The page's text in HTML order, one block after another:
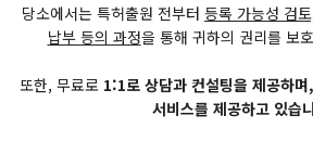
당소에서는 특허출원 전부터 등록 가능성 검
납부 등의 과정을 통해 귀하의 권리를 보
또한, 무료로1:1로 상담과 컨설팅을 제공하며
서비스를 제공하고 있습